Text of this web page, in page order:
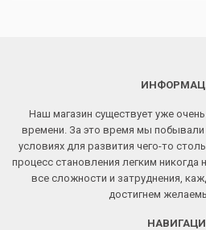
Наш магазин существует уже
времени. За это время мы
условиях для развития чего-то
процесс становления легким никогда
все сложности и затруднения,
достигнем